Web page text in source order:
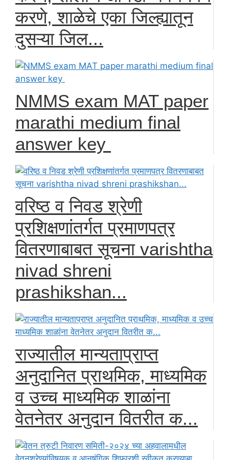
करणे, शाळेचे एका जिल्ह्यातून
दुसऱ्या जिल...
NMMS exam MAT paper
marathi medium final
answer key
वरिष्ठ व निवड श्रेणी
प्रशिक्षणांतर्गत प्रमाणपत्र
वितरणाबाबत सूचना varishtha
nivad shreni
prashikshan...
राज्यातील मान्यताप्राप्त
अनुदानित प्राथमिक, माध्यमिक
व उच्च माध्यमिक शाळांना
वेतनेतर अनुदान वितरीत क...